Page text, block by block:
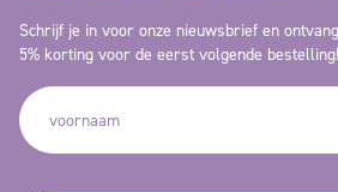
Schrijf je in voor onze nieuwsbrief en
5% korting voor de eerst volgende bestelling!